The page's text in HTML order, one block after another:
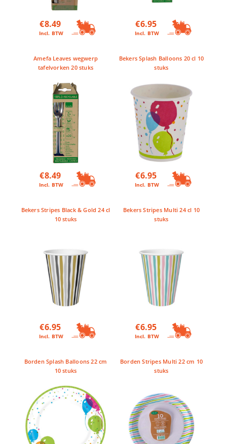
€8.49
Incl. BTW
€6.95
Incl. BTW
Amefa Leaves wegwerp
tafelvorken 20 stuks
€8.49
Incl. BTW
Bekers Splash Balloons 20 cl 10
stuks
€6.95
Incl. BTW
Bekers Stripes Black & Gold 24 cl
10 stuks
€6.95
Incl. BTW
Bekers Stripes Multi 24 cl 10
stuks
€6.95
Incl. BTW
Borden Splash Balloons 22 cm
10 stuks
Borden Stripes Multi 22 cm 10
stuks